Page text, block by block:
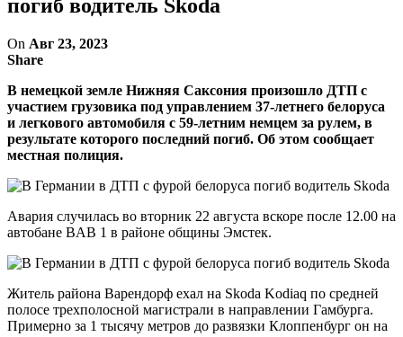
погиб водитель Skoda
On Авг 23, 2023
Share
В немецкой земле Нижняя Саксония произошло ДТП с
участием грузовика под управлением 37-летнего белоруса
и легкового автомобиля с 59-летним немцем за рулем, в
результате которого последний погиб. Об этом сообщает
местная полиция.
Авария случилась во вторник 22 августа вскоре после 12.00 на
автобане BAB 1 в районе общины Эмстек.
Житель района Варендорф ехал на Skoda Kodiaq по средней
полосе трехполосной магистрали в направлении Гамбурга.
Примерно за 1 тысячу метров до развязки Клоппенбург он на